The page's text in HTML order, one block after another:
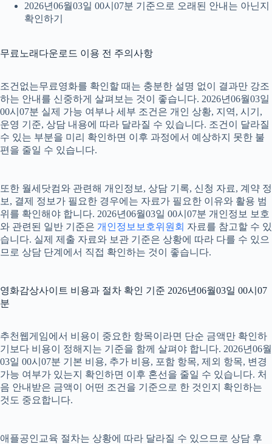
2026년06월03일 00시07분 기준으로 오래된 안내는 아닌지
확인하기
무료노래다운로드 이용 전 주의사항
조건없는무료영화를 확인할 때는 충분한 설명 없이 결과만 강조
하는 안내를 신중하게 살펴보는 것이 좋습니다. 2026년06월03일
00시07분 실제 가능 여부나 세부 조건은 개인 상황, 지역, 시기,
운영 기준, 상담 내용에 따라 달라질 수 있습니다. 조건이 달라질
수 있는 부분을 미리 확인하면 이후 과정에서 예상하지 못한 불
편을 줄일 수 있습니다.
또한 월세닷컴와 관련해 개인정보, 상담 기록, 신청 자료, 계약 정
보, 결제 정보가 필요한 경우에는 자료가 필요한 이유와 활용 범
위를 확인해야 합니다. 2026년06월03일 00시07분 개인정보 보호
와 관련된 일반 기준은 개인정보보호위원회 자료를 참고할 수 있
습니다. 실제 제출 자료와 보관 기준은 상황에 따라 다를 수 있으
므로 상담 단계에서 직접 확인하는 것이 좋습니다.
영화감상사이트 비용과 절차 확인 기준 2026년06월03일 00시07
분
추천웹게임에서 비용이 중요한 항목이라면 단순 금액만 확인하
기보다 비용이 정해지는 기준을 함께 살펴야 합니다. 2026년06월
03일 00시07분 기본 비용, 추가 비용, 포함 항목, 제외 항목, 변경
가능 여부가 있는지 확인하면 이후 혼선을 줄일 수 있습니다. 처
음 안내받은 금액이 어떤 조건을 기준으로 한 것인지 확인하는
것도 중요합니다.
애플공인교육 절차는 상황에 따라 달라질 수 있으므로 상담 후